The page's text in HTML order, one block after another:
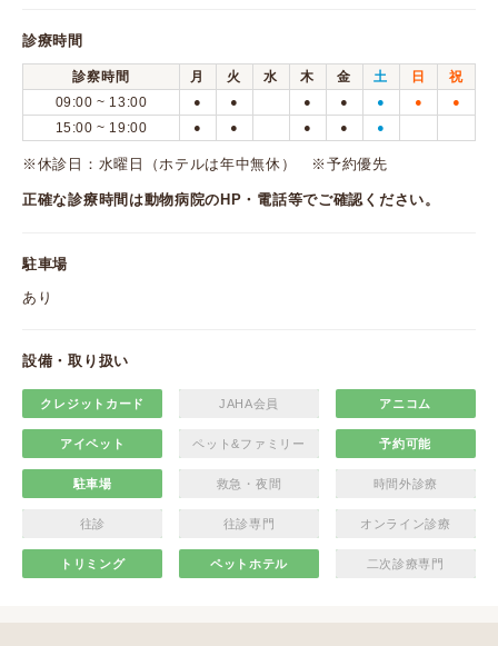
診療時間
診察時間 月 火 水 木 金 土 日
祝
09:00 ~ 13:00
● ● ● ● ● ● ●
15:00 ~ 19:00 ● ● ● ● ●
※休診日：水曜日（ホテルは年中無休） ※予約優先
正確な診療時間は動物病院のHP・電話等でご確認ください。
駐車場
あり
設備・取り扱い
クレジットカード JAHA会員 アニコム
アイペット ペット&ファミリー 予約可能
駐車場 救急・夜間 時間外診療
往診 往診専門 オンライン診療
トリミング ペットホテル 二次診療専門